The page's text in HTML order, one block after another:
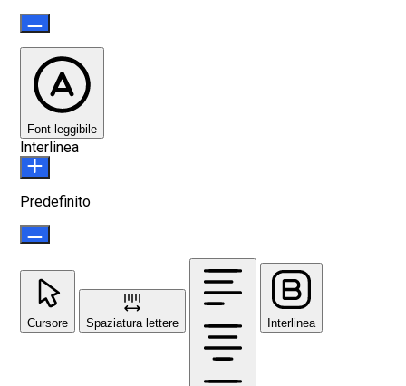
Font leggibile
Interlinea
Predefinito
Cursore Spaziatura lettere Interlinea